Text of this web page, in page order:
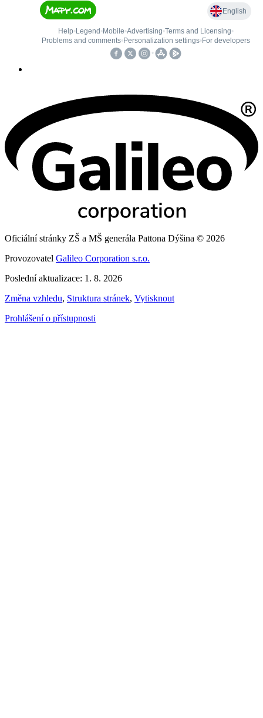
Oficiální stránky ZŠ a MŠ generála Pattona Dýšina © 2026
Provozovatel Galileo Corporation s.r.o.
Poslední aktualizace: 1. 8. 2026
Změna vzhledu, Struktura stránek, Vytisknout
Prohlášení o přístupnosti